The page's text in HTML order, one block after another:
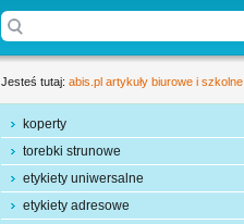
Jesteś tutaj: abis.pl artykuły biurowe i szkolne
koperty
torebki strunowe
etykiety uniwersalne
etykiety adresowe